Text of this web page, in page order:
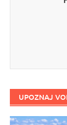
UPOZNAJ